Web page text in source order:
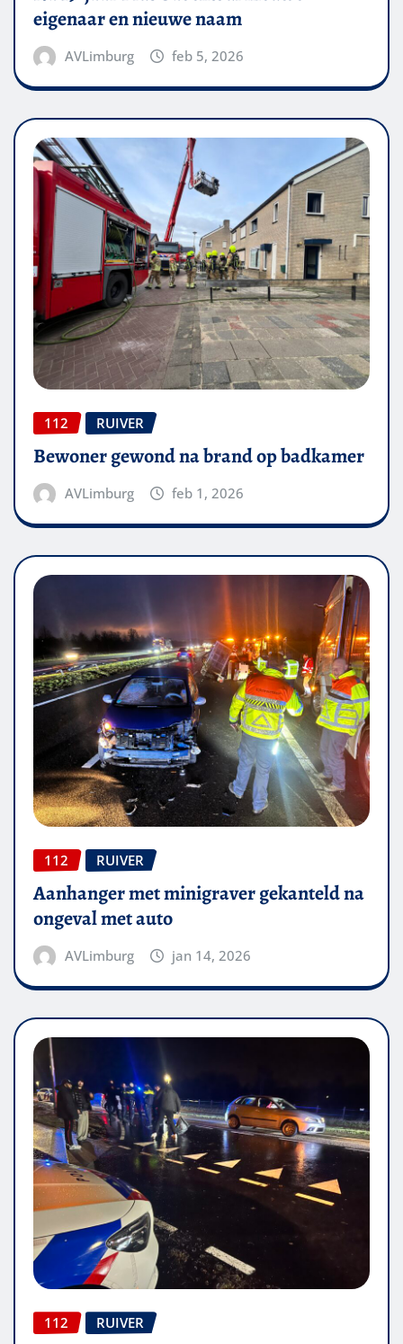
eigenaar en nieuwe naam
AVLimburg feb 5, 2026
112 RUIVER
Bewoner gewond na brand op badkamer
AVLimburg feb 1, 2026
112 RUIVER
Aanhanger met minigraver gekanteld na
ongeval met auto
AVLimburg jan 14, 2026
112 RUIVER